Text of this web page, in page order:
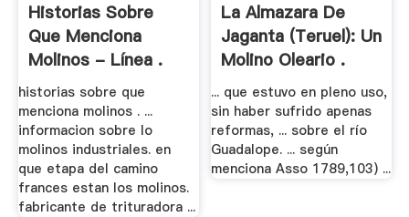
Historias Sobre
Que Menciona
Molinos - Línea .
historias sobre que
menciona molinos . ...
informacion sobre lo
molinos industriales. en
que etapa del camino
frances estan los molinos.
fabricante de trituradora ...
La Almazara De
Jaganta (Teruel): Un
Molino Oleario .
... que estuvo en pleno uso,
sin haber sufrido apenas
reformas, ... sobre el río
Guadalope. ... según
menciona Asso 1789,103) ...